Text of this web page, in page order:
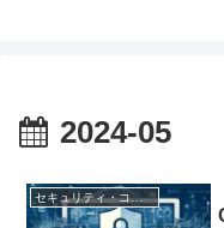
2024-05
セキュリティ・コスト最適化